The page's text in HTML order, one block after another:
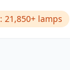
21,850+ lamps